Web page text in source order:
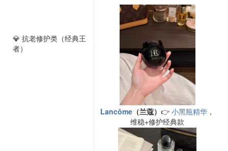
💎 抗老修护类（经典王
者）
Lancôme （兰蔻） 👉 小黑瓶精华 ，
维稳+修护经典款